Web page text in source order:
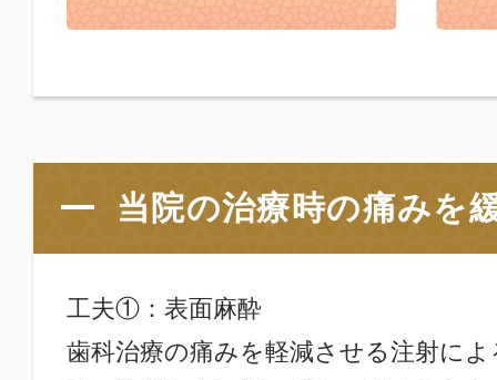
当院の治療時の痛みを
工夫①：表面麻酔
歯科治療の痛みを軽減させる注射に